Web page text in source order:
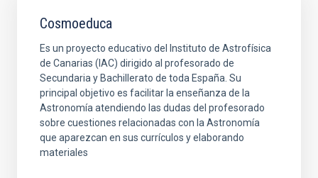
Cosmoeduca
Es un proyecto educativo del Instituto de Astrofísica
de Canarias (IAC) dirigido al profesorado de
Secundaria y Bachillerato de toda España. Su
principal objetivo es facilitar la enseñanza de la
Astronomía atendiendo las dudas del profesorado
sobre cuestiones relacionadas con la Astronomía
que aparezcan en sus currículos y elaborando
materiales